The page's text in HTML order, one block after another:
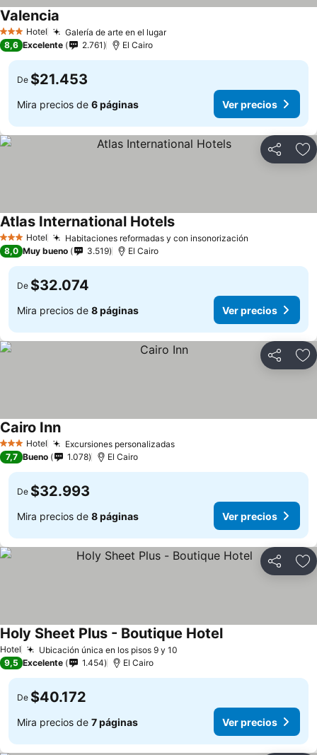
3 Estrellas
Hotel Galería de arte en el lugar
Valencia
8,6 Excelente 2.761 El Cairo
De $21.453
Mira precios de 6 páginas Ver precios
Compartir
3 Estrellas
Hotel Habitaciones reformadas y con insonorización
Atlas International Hotels
8,0 Muy bueno 3.519 El Cairo
De $32.074
Mira precios de 8 páginas Ver precios
Compartir
3 Estrellas
Hotel Excursiones personalizadas
Cairo Inn
7,7 Bueno 1.078 El Cairo
De $32.993
Mira precios de 8 páginas Ver precios
Compartir
Hotel Ubicación única en los pisos 9 y 10
Holy Sheet Plus - Boutique Hotel
9,5 Excelente 1.454 El Cairo
De $40.172
Mira precios de 7 páginas Ver precios